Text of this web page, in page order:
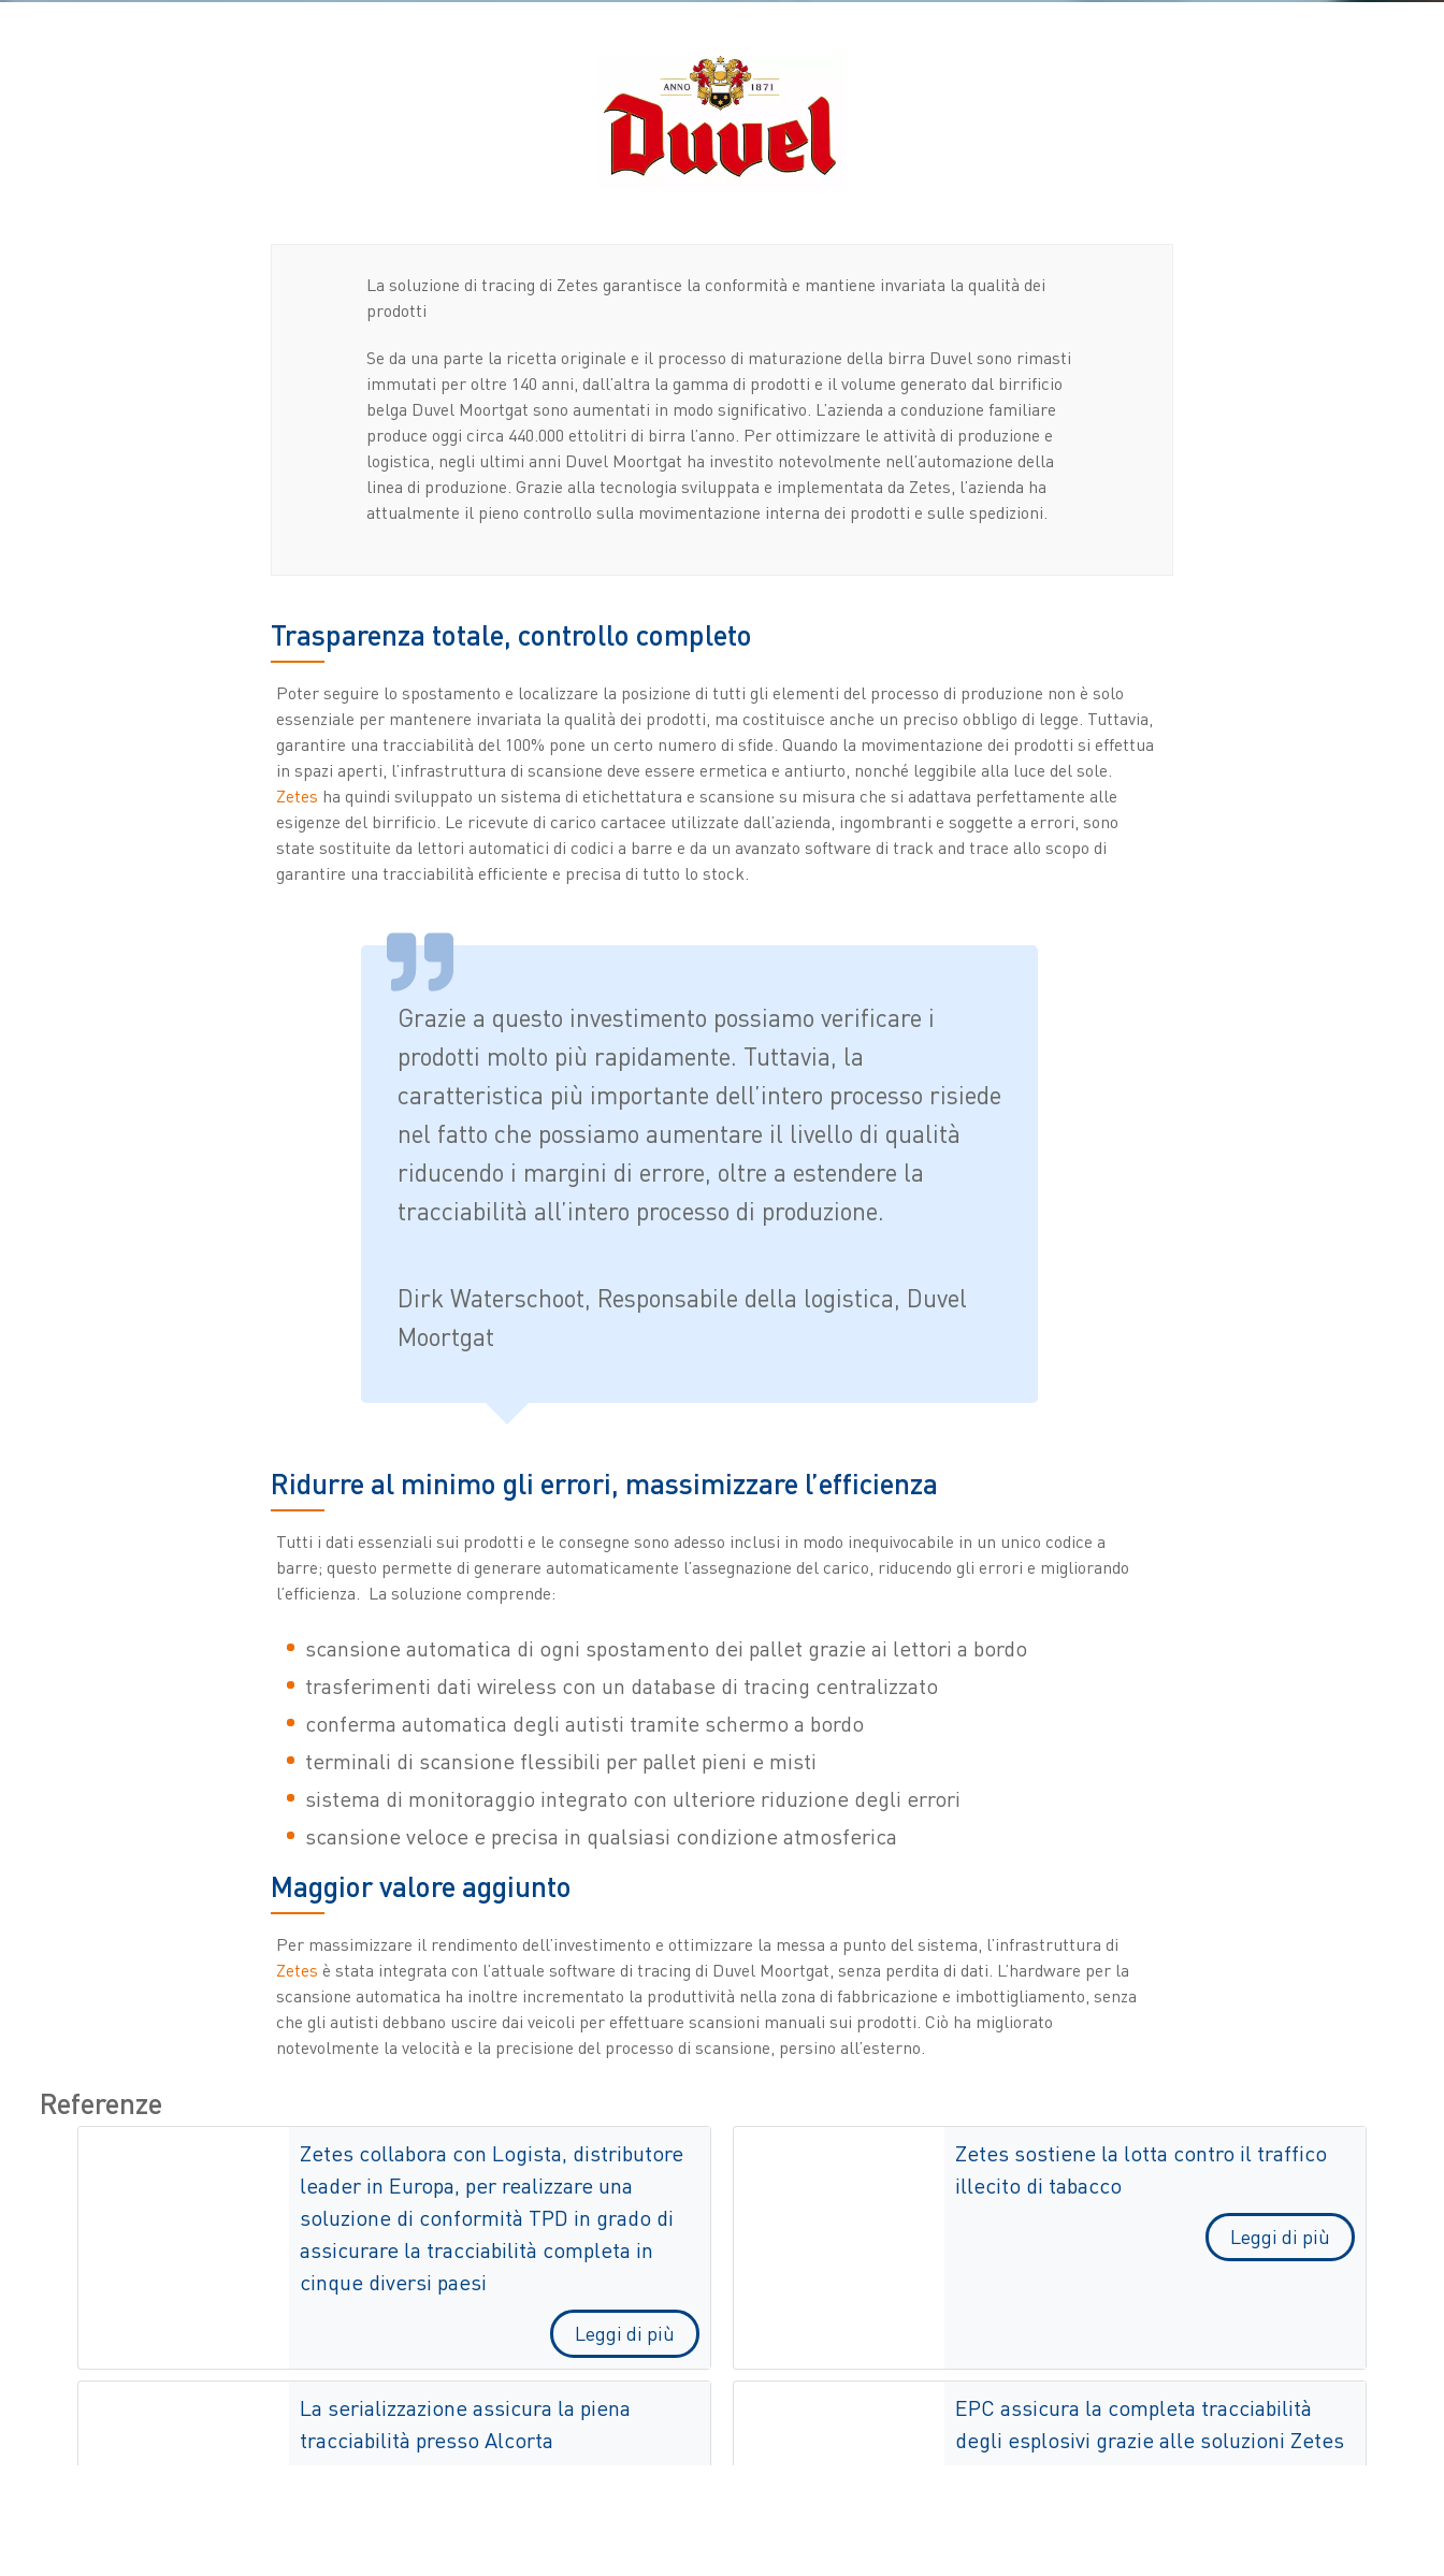
La soluzione di tracing di Zetes garantisce la conformità e mantiene invariata la qualità dei
prodotti
Se da una parte la ricetta originale e il processo di maturazione della birra Duvel sono rimasti
immutati per oltre 140 anni, dall’altra la gamma di prodotti e il volume generato dal birrificio
belga Duvel Moortgat sono aumentati in modo significativo. L’azienda a conduzione familiare
produce oggi circa 440.000 ettolitri di birra l’anno. Per ottimizzare le attività di produzione e
logistica, negli ultimi anni Duvel Moortgat ha investito notevolmente nell’automazione della
linea di produzione. Grazie alla tecnologia sviluppata e implementata da Zetes, l’azienda ha
attualmente il pieno controllo sulla movimentazione interna dei prodotti e sulle spedizioni.
Trasparenza totale, controllo completo
Poter seguire lo spostamento e localizzare la posizione di tutti gli elementi del processo di produzione non è solo
essenziale per mantenere invariata la qualità dei prodotti, ma costituisce anche un preciso obbligo di legge. Tuttavia,
garantire una tracciabilità del 100% pone un certo numero di sfide. Quando la movimentazione dei prodotti si effettua
in spazi aperti, l’infrastruttura di scansione deve essere ermetica e antiurto, nonché leggibile alla luce del sole.
Zetes ha quindi sviluppato un sistema di etichettatura e scansione su misura che si adattava perfettamente alle
esigenze del birrificio. Le ricevute di carico cartacee utilizzate dall’azienda, ingombranti e soggette a errori, sono
state sostituite da lettori automatici di codici a barre e da un avanzato software di track and trace allo scopo di
garantire una tracciabilità efficiente e precisa di tutto lo stock.
Grazie a questo investimento possiamo verificare i
prodotti molto più rapidamente. Tuttavia, la
caratteristica più importante dell’intero processo risiede
nel fatto che possiamo aumentare il livello di qualità
riducendo i margini di errore, oltre a estendere la
tracciabilità all’intero processo di produzione.
Dirk Waterschoot, Responsabile della logistica, Duvel
Moortgat
Ridurre al minimo gli errori, massimizzare l’efficienza
Tutti i dati essenziali sui prodotti e le consegne sono adesso inclusi in modo inequivocabile in un unico codice a
barre; questo permette di generare automaticamente l’assegnazione del carico, riducendo gli errori e migliorando
l’efficienza. La soluzione comprende:
scansione automatica di ogni spostamento dei pallet grazie ai lettori a bordo
trasferimenti dati wireless con un database di tracing centralizzato
conferma automatica degli autisti tramite schermo a bordo
terminali di scansione flessibili per pallet pieni e misti
sistema di monitoraggio integrato con ulteriore riduzione degli errori
scansione veloce e precisa in qualsiasi condizione atmosferica
Maggior valore aggiunto
Per massimizzare il rendimento dell’investimento e ottimizzare la messa a punto del sistema, l’infrastruttura di
Zetes è stata integrata con l’attuale software di tracing di Duvel Moortgat, senza perdita di dati. L’hardware per la
scansione automatica ha inoltre incrementato la produttività nella zona di fabbricazione e imbottigliamento, senza
che gli autisti debbano uscire dai veicoli per effettuare scansioni manuali sui prodotti. Ciò ha migliorato
notevolmente la velocità e la precisione del processo di scansione, persino all’esterno.
Referenze
Zetes collabora con Logista, distributore
leader in Europa, per realizzare una
soluzione di conformità TPD in grado di
assicurare la tracciabilità completa in
cinque diversi paesi
Leggi di più
Zetes sostiene la lotta contro il traffico
illecito di tabacco
Leggi di più
La serializzazione assicura la piena
tracciabilità presso Alcorta
EPC assicura la completa tracciabilità
degli esplosivi grazie alle soluzioni Zetes